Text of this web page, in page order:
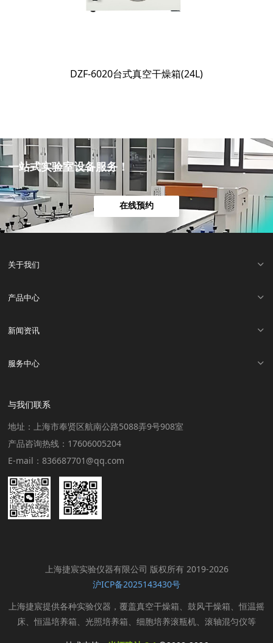
DZF-6020台式真空干燥箱(24L)
一站式实验室设备服务！
在线预约
关于我们
产品中心
新闻资讯
服务中心
与我们联系
地址：上海市奉贤区航南公路5088弄9号908室
产品咨询热线：17606005204
E-mail：836687701@qq.com
上海捷宸实验仪器有限公司 版权所有 2019-2026
沪ICP备2025143430号
上海捷宸提供各种实验仪器，覆盖真空干燥箱、鼓风干燥箱、恒温摇
床、恒温培养箱、光照培养箱、细胞培养滚瓶机、滚轴混匀仪等